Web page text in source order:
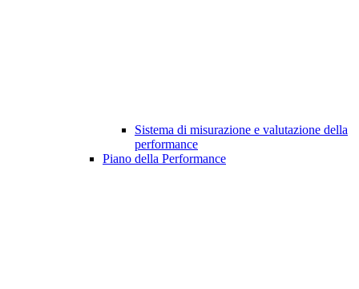
Sistema di misurazione e valutazione della
performance
Piano della Performance